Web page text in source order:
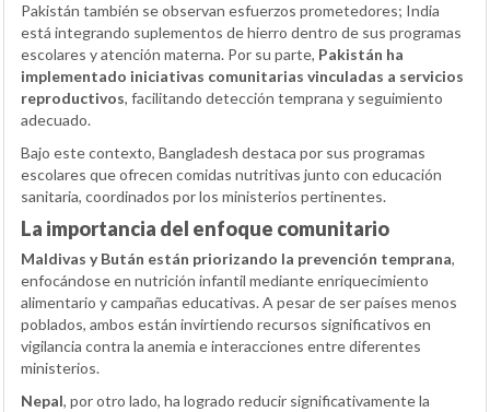
Pakistán también se observan esfuerzos prometedores; India
está integrando suplementos de hierro dentro de sus programas
escolares y atención materna. Por su parte, Pakistán ha
implementado iniciativas comunitarias vinculadas a servicios
reproductivos, facilitando detección temprana y seguimiento
adecuado.
Bajo este contexto, Bangladesh destaca por sus programas
escolares que ofrecen comidas nutritivas junto con educación
sanitaria, coordinados por los ministerios pertinentes.
La importancia del enfoque comunitario
Maldivas y Bután están priorizando la prevención temprana,
enfocándose en nutrición infantil mediante enriquecimiento
alimentario y campañas educativas. A pesar de ser países menos
poblados, ambos están invirtiendo recursos significativos en
vigilancia contra la anemia e interacciones entre diferentes
ministerios.
Nepal, por otro lado, ha logrado reducir significativamente la